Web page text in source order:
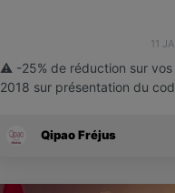
11
⚠️ -25% de réduction sur
2018 sur présentation du
Qipao Fréjus